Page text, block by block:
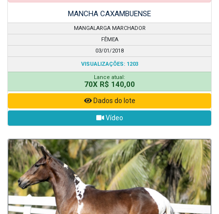
MANCHA CAXAMBUENSE
MANGALARGA MARCHADOR
FÊMEA
03/01/2018
VISUALIZAÇÕES: 1203
Lance atual:
70X R$ 140,00
Dados do lote
Vídeo